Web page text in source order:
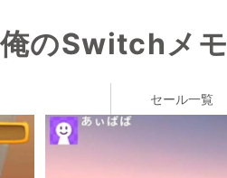
俺のSwitchメモ
セール一覧